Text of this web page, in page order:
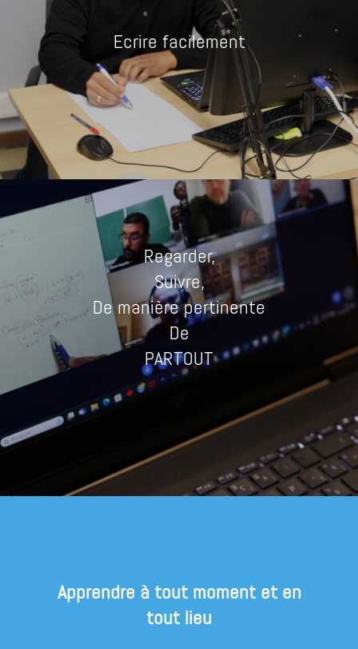
Ecrire facilement
Regarder,
Suivre,
De manière pertinente
De
PARTOUT
Apprendre à tout moment et en
tout lieu